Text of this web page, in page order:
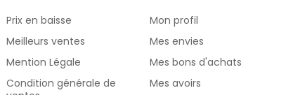
Prix en baisse
Meilleurs ventes
Mention Légale
Condition générale de
Mon profil
Mes envies
Mes bons d'achats
Mes avoirs